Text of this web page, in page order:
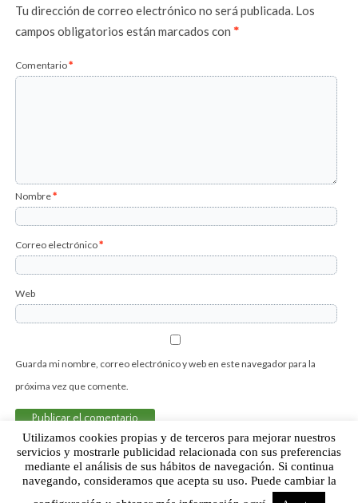
Tu dirección de correo electrónico no será publicada. Los
campos obligatorios están marcados con*
Comentario*
Nombre*
Correo electrónico*
Web
Guarda mi nombre, correo electrónico y web en este navegador para la
próxima vez que comente.
Sobre Humor Fútbol Club | Aviso legal |Contacto
Utilizamos cookies propias y de terceros para mejorar nuestros
servicios y mostrarle publicidad relacionada con sus preferencias
mediante el análisis de sus hábitos de navegación. Si continua
navegando, consideramos que acepta su uso. Puede cambiar la